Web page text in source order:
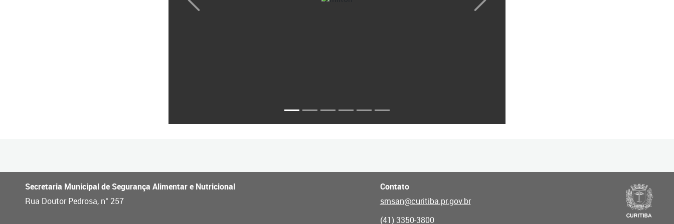
prev next
Secretaria Municipal de Segurança Alimentar e Nutricional
Rua Doutor Pedrosa, n° 257
Contato
smsan@curitiba.pr.gov.br
(41) 3350-3800